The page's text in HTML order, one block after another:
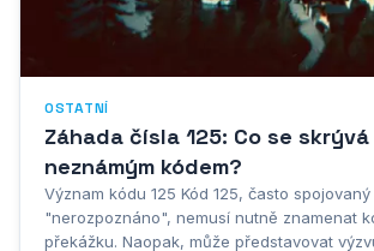
OSTATNÍ
Záhada čísla 125: Co se skrývá
neznámým kódem?
Význam kódu 125 Kód 125, často
"nerozpoznáno", nemusí nutně znamenat
překážku. Naopak, může představovat